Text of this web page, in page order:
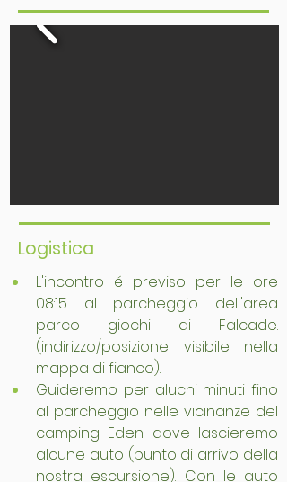
Logistica
L'incontro é previso per le ore
08:15 al parcheggio dell'area
parco giochi di Falcade.
(indirizzo/posizione visibile nella
mappa di fianco).
Guideremo per alucni minuti fino
al parcheggio nelle vicinanze del
camping Eden dove lascieremo
alcune auto (punto di arrivo della
nostra escursione). Con le auto